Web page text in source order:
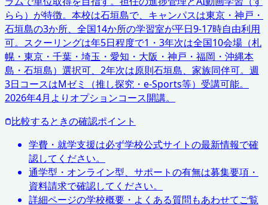
らら）が特徴。本校は石垣島で、キャンパスは東京・神戸・
石垣島の3か所、全国14か所の学習室が平日9-17時自由利用
可。スクーリングは年5日程度で1・3年次は全国10会場（札
幌・東京・千葉・埼玉・愛知・大阪・神戸・福岡・沖縄本
島・石垣島）選択可、2年次は原則石垣島、家族同伴可。週
3日コースはMゼミ（推し探究・e-Sports等）受講可能。
2026年4月よりオプションコース開講。
比較するときの確認ポイント
学費・就学支援は必ず学校公式サイトの最新情報で確
認してください。
通学型・オンライン型、サポートの有無は募集要項・
資料請求で確認してください。
詳細ページの学校概要・よくある質問もあわせてご覧